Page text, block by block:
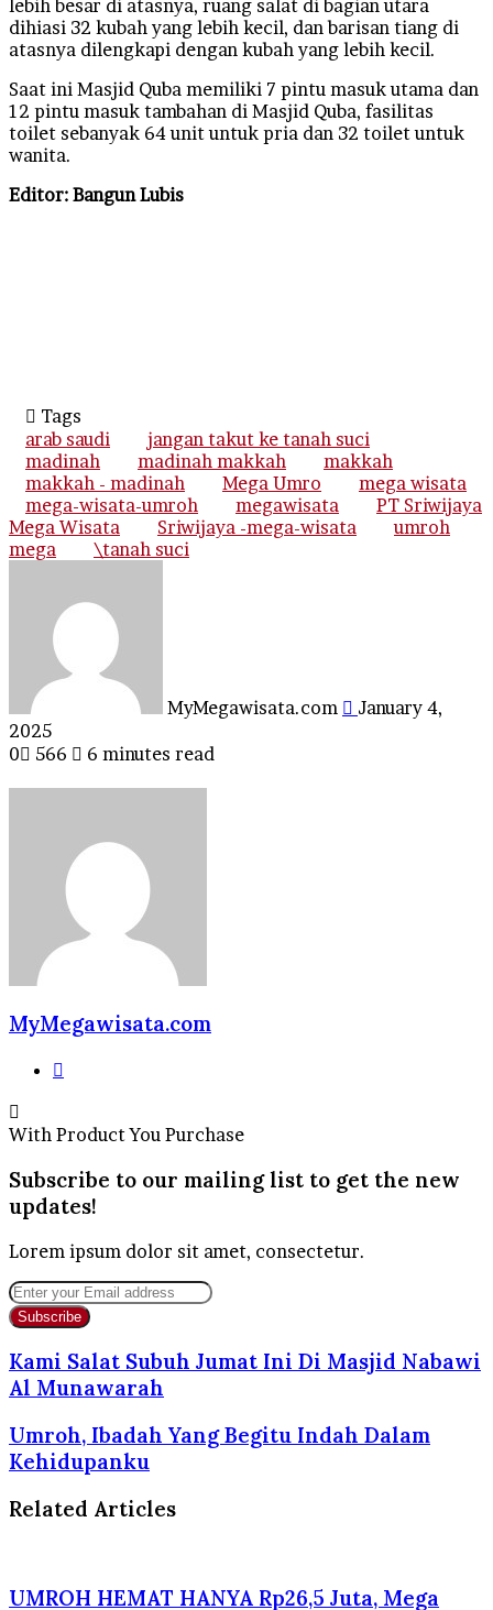
lebih besar di atasnya, ruang salat di bagian utara
dihiasi 32 kubah yang lebih kecil, dan barisan tiang di
atasnya dilengkapi dengan kubah yang lebih kecil.
Saat ini Masjid Quba memiliki 7 pintu masuk utama dan
12 pintu masuk tambahan di Masjid Quba, fasilitas
toilet sebanyak 64 unit untuk pria dan 32 toilet untuk
wanita.
Editor: Bangun Lubis
Tags
arab saudi
jangan takut ke tanah suci
madinah
madinah makkah
makkah
makkah - madinah
Mega Umro
mega wisata
mega-wisata-umroh
megawisata
PT Sriwijaya
Mega Wisata
Sriwijaya -mega-wisata
umroh
mega
\tanah suci
MyMegawisata.com
January 4,
2025
0
566 6 minutes read
MyMegawisata.com
With Product You Purchase
Subscribe to our mailing list to get the new
updates!
Lorem ipsum dolor sit amet, consectetur.
Enter
your
Email
address
Kami Salat Subuh Jumat Ini Di Masjid Nabawi
Al Munawarah
Umroh, Ibadah Yang Begitu Indah Dalam
Kehidupanku
Related Articles
UMROH HEMAT HANYA Rp26,5 Juta, Mega